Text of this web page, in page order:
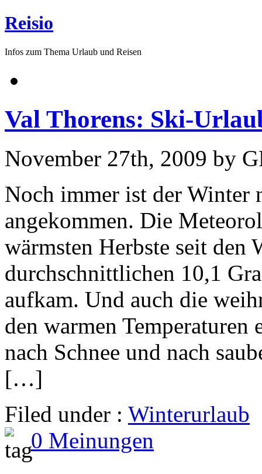
Reisio
Infos zum Thema Urlaub und Reisen
Val Thorens: Ski-
November 27th, 2009 by
Noch immer ist der
angekommen. Die
wärmsten Herbste seit den
durchschnittlichen 10,1
aufkam. Und auch die
den warmen Temperaturen
nach Schnee und nach
[…]
Filed under : Winterurlaub
0 Meinungen